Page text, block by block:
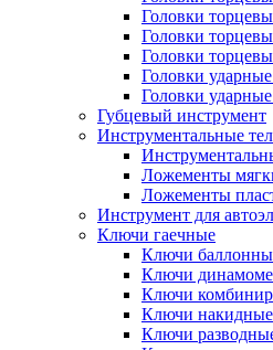
Головки
Головки
Головки
Головки
Головки
Губцевый инструмент
Инструментальные
Ложементы
Ложементы
Инструмент для
Ключи гаечные
Ключи
Ключи
Ключи
Ключи накидные
Ключи